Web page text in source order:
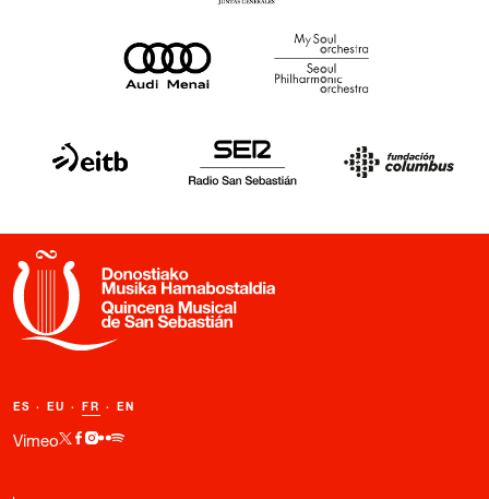
Vimeo
ES · EU · FR · EN